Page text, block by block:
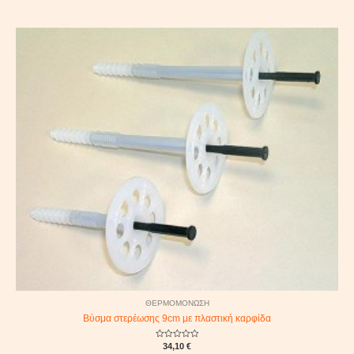
ΘΕΡΜΟΜΟΝΩΣΗ
Βύσμα στερέωσης 9cm με πλαστική καρφίδα
Rated
34,10 €